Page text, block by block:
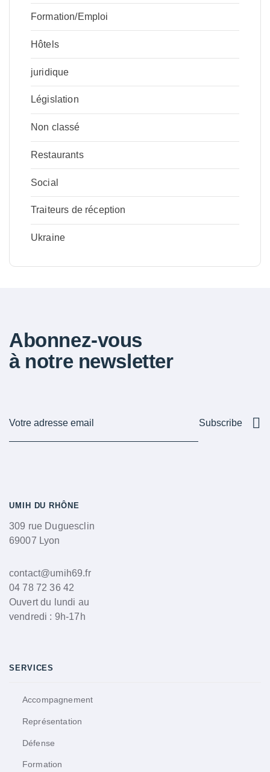
Formation/Emploi
Hôtels
juridique
Législation
Non classé
Restaurants
Social
Traiteurs de réception
Ukraine
Abonnez-vous
à notre newsletter
Subscribe
UMIH DU RHÔNE
309 rue Duguesclin
69007 Lyon
contact@umih69.fr
04 78 72 36 42
Ouvert du lundi au
vendredi : 9h-17h
SERVICES
Accompagnement
Représentation
Défense
Formation